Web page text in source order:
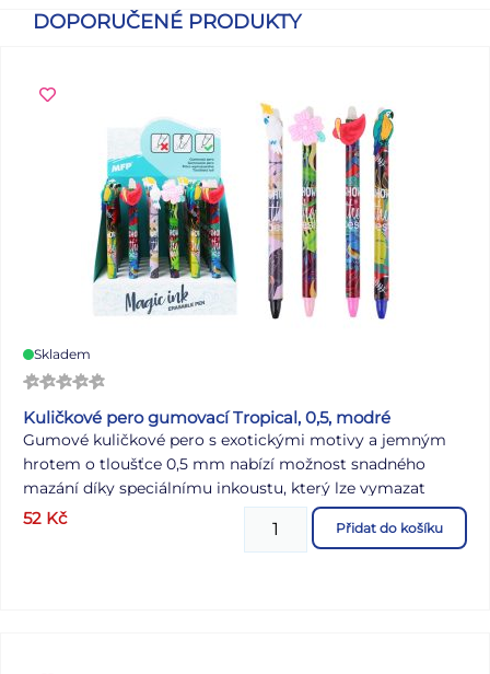
DOPORUČENÉ PRODUKTY
Skladem
Kuličkové pero gumovací Tropical, 0,5, modré
Gumové kuličkové pero s exotickými motivy a jemným
hrotem o tloušťce 0,5 mm nabízí možnost snadného
mazání díky speciálnímu inkoustu, který lze vymazat
pomocí integrované gumy na konci pera. Je ideální pro
psaní poznámek, úkolů nebo zápisků do deníčků a
52 Kč Přidat do košíku